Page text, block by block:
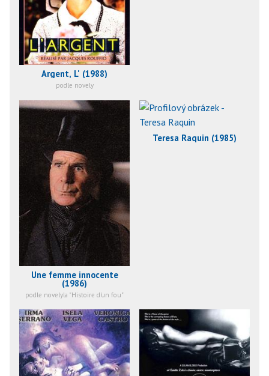
Argent, L' (1988)
podle novely
Une femme innocente
(1986)
podle novelyla "Histoire d'un fou"
Teresa Raquin (1985)